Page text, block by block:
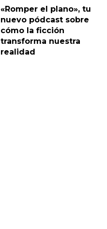
«Romper el plano», tu
nuevo pódcast sobre
cómo la ficción
transforma nuestra
realidad